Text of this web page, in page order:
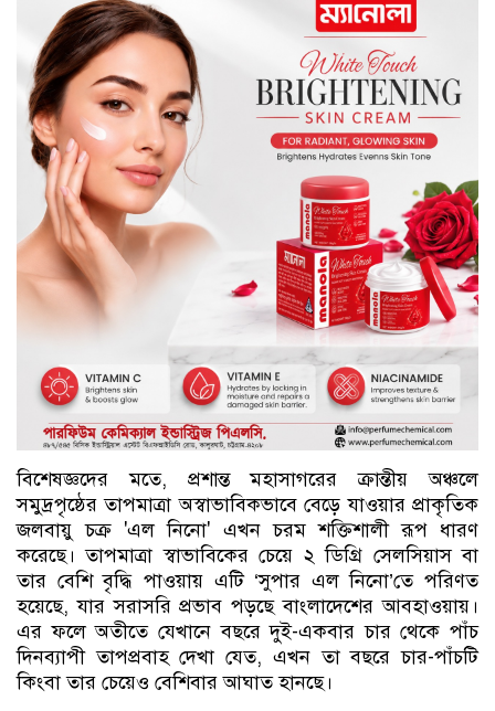
বিশেষজ্ঞদের মতে, প্রশান্ত মহাসাগরের ক্রান্তীয় অঞ্চলে
সমুদ্রপৃষ্ঠের তাপমাত্রা অস্বাভাবিকভাবে বেড়ে যাওয়ার প্রাকৃতিক
জলবায়ু চক্র 'এল নিনো' এখন চরম শক্তিশালী রূপ ধারণ
করেছে। তাপমাত্রা স্বাভাবিকের চেয়ে ২ ডিগ্রি সেলসিয়াস বা
তার বেশি বৃদ্ধি পাওয়ায় এটি ‘সুপার এল নিনো’তে পরিণত
হয়েছে, যার সরাসরি প্রভাব পড়ছে বাংলাদেশের আবহাওয়ায়।
এর ফলে অতীতে যেখানে বছরে দুই-একবার চার থেকে পাঁচ
দিনব্যাপী তাপপ্রবাহ দেখা যেত, এখন তা বছরে চার-পাঁচটি
কিংবা তার চেয়েও বেশিবার আঘাত হানছে।